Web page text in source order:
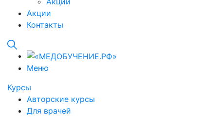
Акции
Контакты
Меню
Курсы
Авторские курсы
Для врачей